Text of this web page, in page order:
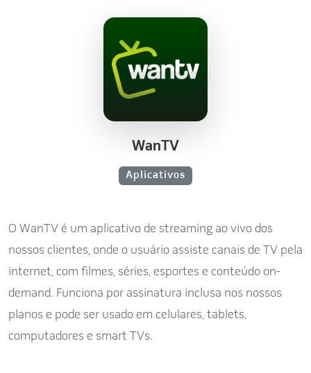
WanTV
Aplicativos
O WanTV é um aplicativo de streaming ao vivo dos
nossos clientes, onde o usuário assiste canais de TV pela
internet, com filmes, séries, esportes e conteúdo on-
demand. Funciona por assinatura inclusa nos nossos
planos e pode ser usado em celulares, tablets,
computadores e smart TVs.